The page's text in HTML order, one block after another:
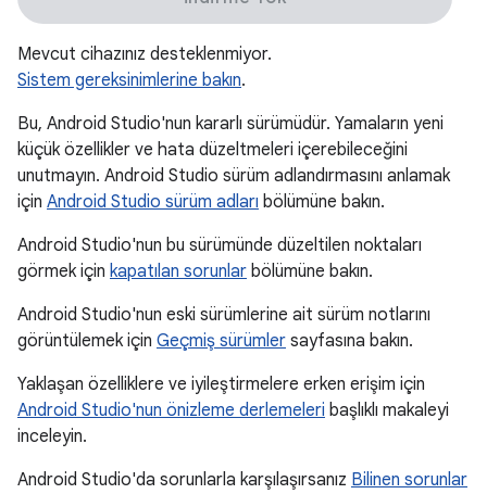
Mevcut cihazınız desteklenmiyor.
Sistem gereksinimlerine bakın.
Bu, Android Studio'nun kararlı sürümüdür. Yamaların yeni
küçük özellikler ve hata düzeltmeleri içerebileceğini
unutmayın. Android Studio sürüm adlandırmasını anlamak
için Android Studio sürüm adları bölümüne bakın.
Android Studio'nun bu sürümünde düzeltilen noktaları
görmek için kapatılan sorunlar bölümüne bakın.
Android Studio'nun eski sürümlerine ait sürüm notlarını
görüntülemek için Geçmiş sürümler sayfasına bakın.
Yaklaşan özelliklere ve iyileştirmelere erken erişim için
Android Studio'nun önizleme derlemeleri başlıklı makaleyi
inceleyin.
Android Studio'da sorunlarla karşılaşırsanız Bilinen sorunlar